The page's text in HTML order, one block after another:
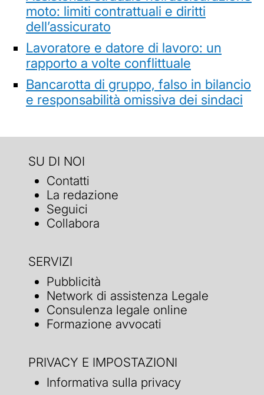
moto: limiti contrattuali e diritti
dell’assicurato
Lavoratore e datore di lavoro: un
rapporto a volte conflittuale
Bancarotta di gruppo, falso in bilancio
e responsabilità omissiva dei sindaci
SU DI NOI
Contatti
La redazione
Seguici
Collabora
SERVIZI
Pubblicità
Network di assistenza Legale
Consulenza legale online
Formazione avvocati
PRIVACY E IMPOSTAZIONI
Informativa sulla privacy